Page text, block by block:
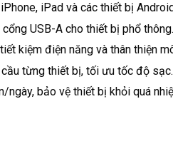
iPad và các thiết bị
USB-A cho thiết bị phổ thông.
kiệm điện năng và thân thiện
từng thiết bị, tối ưu tốc độ sạc.
ngày, bảo vệ thiết bị khỏi quá